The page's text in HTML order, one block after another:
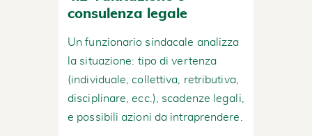
consulenza legale
Un funzionario sindacale analizza
la situazione: tipo di vertenza
(individuale, collettiva, retributiva,
disciplinare, ecc.), scadenze legali,
e possibili azioni da intraprendere.